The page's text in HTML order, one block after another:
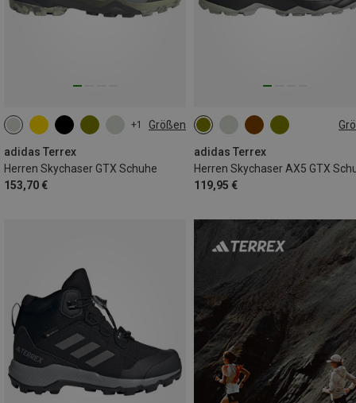
+1 Größen
adidas Terrex
Herren Skychaser GTX Schuhe
153,70 €
adidas Terrex
Herren Skychaser AX5 GTX
119,95 €